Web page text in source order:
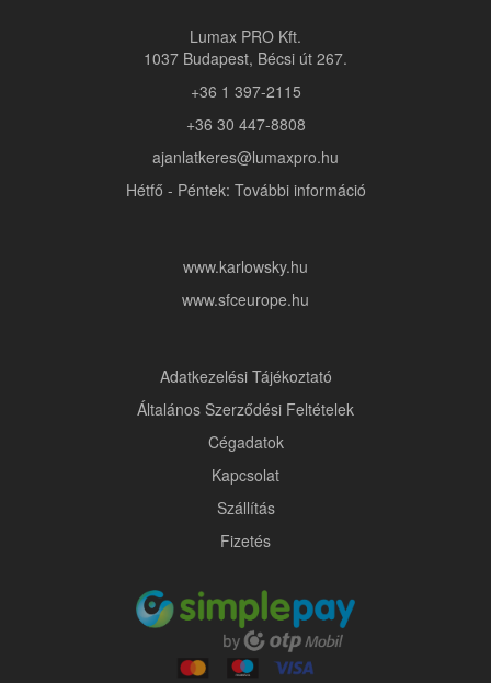
Lumax PRO Kft.
1037 Budapest, Bécsi út 267.
+36 1 397-2115
+36 30 447-8808
ajanlatkeres@lumaxpro.hu
Hétfő - Péntek: További információ
www.karlowsky.hu
www.sfceurope.hu
Adatkezelési Tájékoztató
Általános Szerződési Feltételek
Cégadatok
Kapcsolat
Szállítás
Fizetés